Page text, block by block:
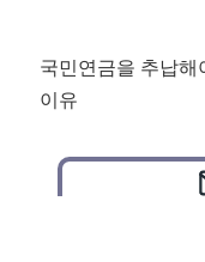
국민연금을 추납해
이유